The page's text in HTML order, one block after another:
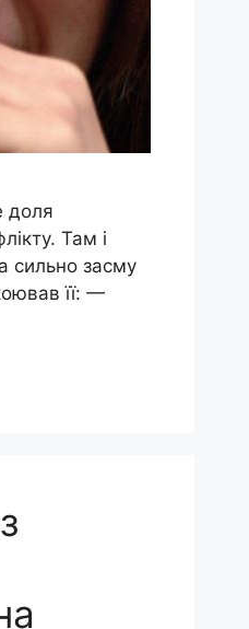
доля
Там і
сильно засму
її: —